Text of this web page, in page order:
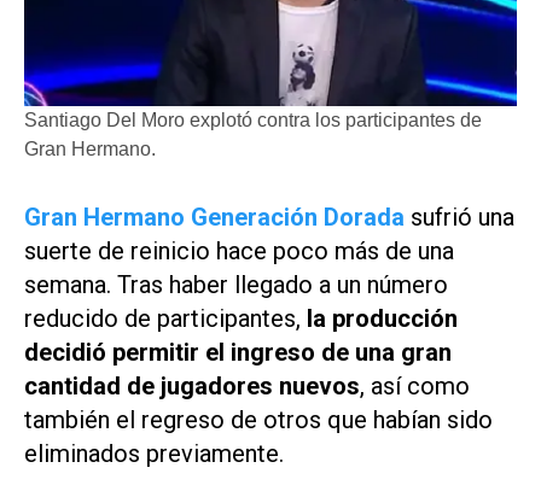
Santiago Del Moro explotó contra los participantes de
Gran Hermano.
Gran Hermano Generación Dorada sufrió una
suerte de reinicio hace poco más de una
semana. Tras haber llegado a un número
reducido de participantes, la producción
decidió permitir el ingreso de una gran
cantidad de jugadores nuevos, así como
también el regreso de otros que habían sido
eliminados previamente.